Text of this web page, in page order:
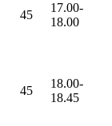
45
17.00-
18.00
45
18.00-
18.45